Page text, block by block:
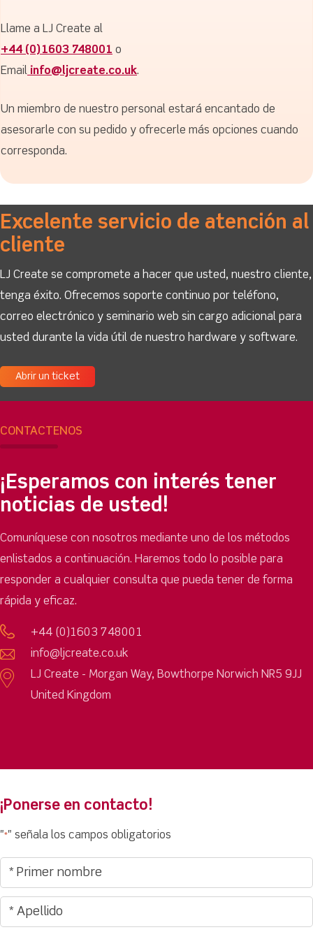
Llame a LJ Create al
+44 (0)1603 748001 o
Email info@ljcreate.co.uk.
Un miembro de nuestro personal estará encantado de
asesorarle con su pedido y ofrecerle más opciones cuando
corresponda.
Excelente servicio de atención al
cliente
LJ Create se compromete a hacer que usted, nuestro cliente,
tenga éxito. Ofrecemos soporte continuo por teléfono,
correo electrónico y seminario web sin cargo adicional para
usted durante la vida útil de nuestro hardware y software.
Abrir un ticket
CONTÁCTENOS
¡Esperamos con interés tener
noticias de usted!
Comuníquese con nosotros mediante uno de los métodos
enlistados a continuación. Haremos todo lo posible para
responder a cualquier consulta que pueda tener de forma
rápida y eficaz.
+44 (0)1603 748001
info@ljcreate.co.uk
LJ Create - Morgan Way, Bowthorpe Norwich NR5 9JJ
United Kingdom
¡Ponerse en contacto!
"*" señala los campos obligatorios